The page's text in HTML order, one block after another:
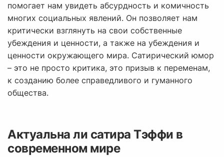
помогает нам увидеть абсурдность и комичность
многих социальных явлений. Он позволяет нам
критически взглянуть на свои собственные
убеждения и ценности, а также на убеждения и
ценности окружающего мира. Сатирический юмор
– это не просто критика, это призыв к переменам,
к созданию более справедливого и гуманного
общества.
Актуальна ли сатира Тэффи в
современном мире